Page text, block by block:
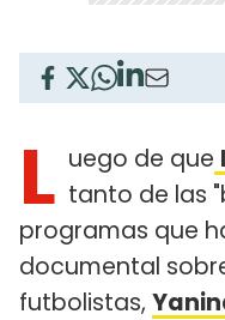
L uego de que
tanto de las
programas que
documental
futbolistas,